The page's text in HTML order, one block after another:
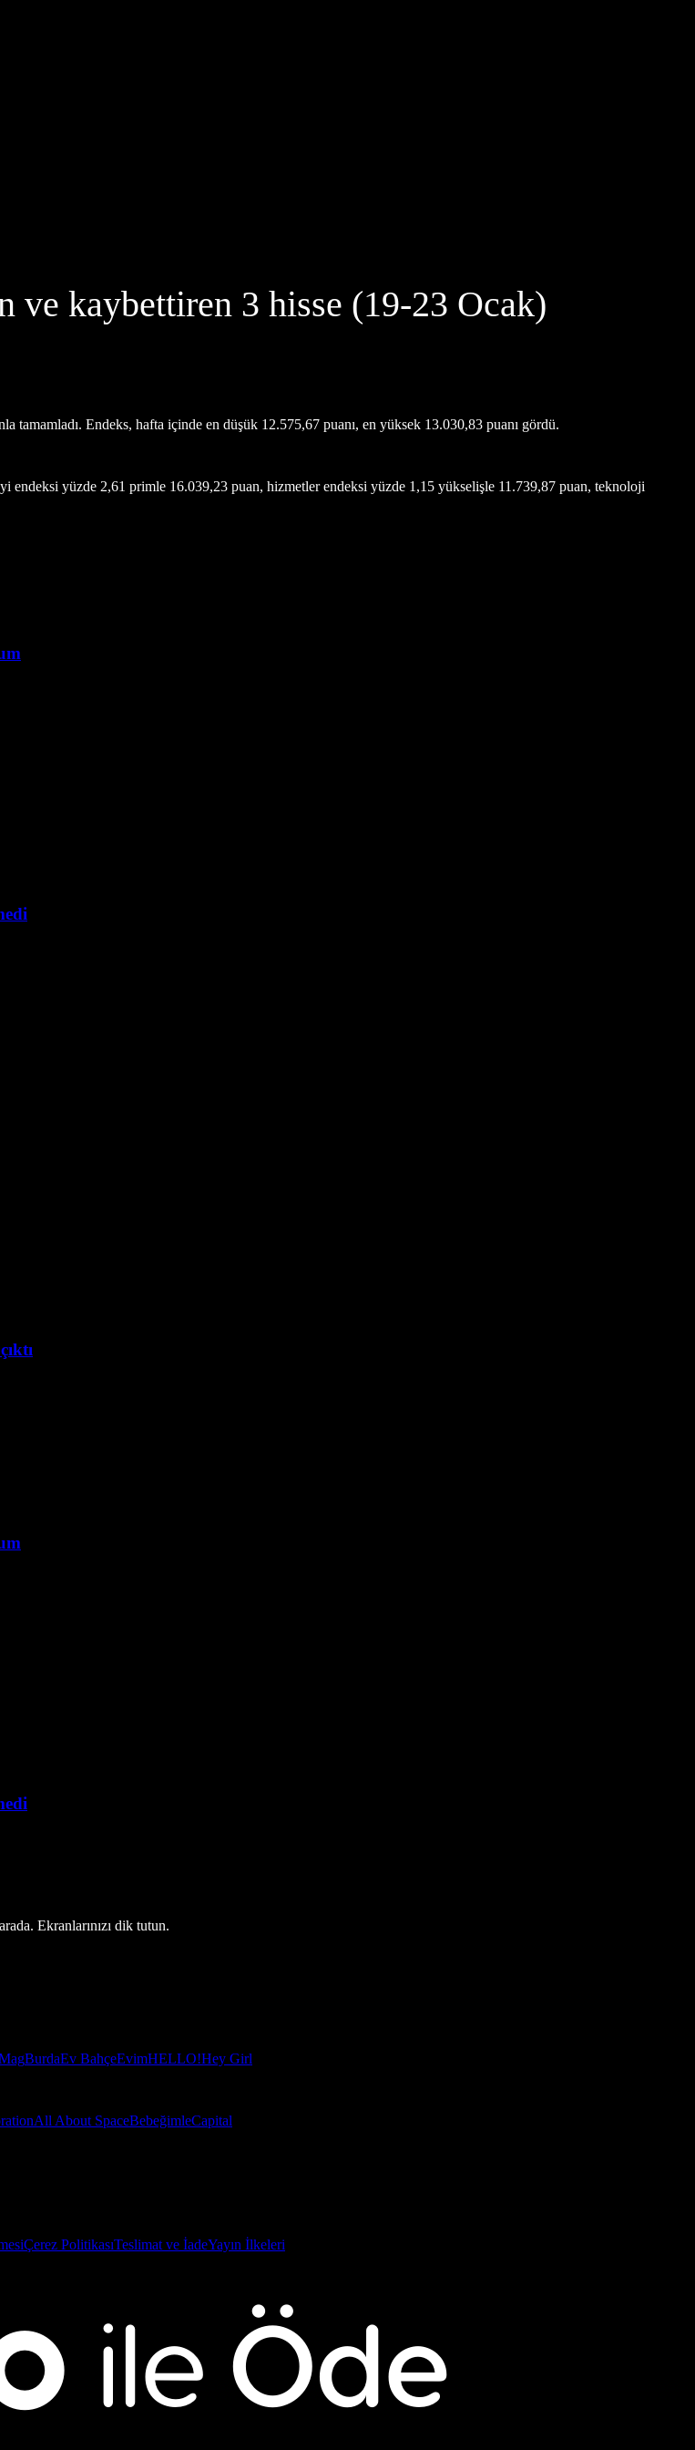
ve kaybettiren 3 hisse (19-23 Ocak)
Endeks, hafta içinde en düşük 12.575,67 puanı, en yüksek 13.030,83 puanı gördü.
endeksi yüzde 2,61 primle 16.039,23 puan, hizmetler endeksi yüzde 1,15 yükselişle 11.739,87 puan, teknoloji
Ekranlarınızı dik tutun.
BurdaEv BahçeEvimHELLO!Hey Girl
All About SpaceBebeğimleCapital
Çerez PolitikasıTeslimat ve İadeYayın İlkeleri